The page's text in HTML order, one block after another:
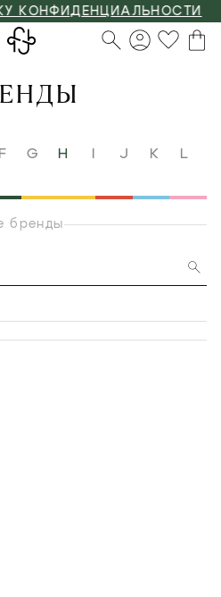
F G H I J K L
бренды